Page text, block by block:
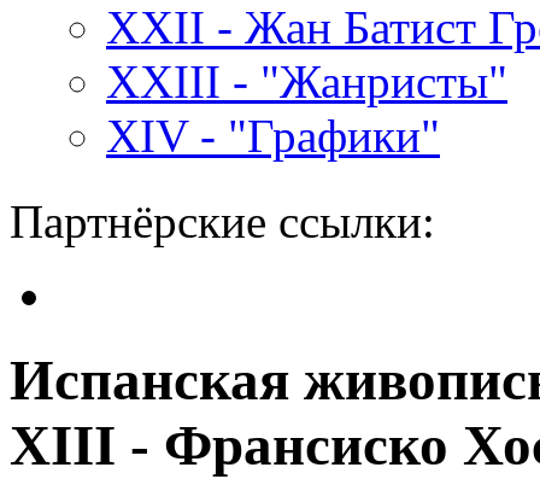
XXII - Жан Батист
XXIII - "Жанристы"
XIV - "Графики"
Партнёрские ссылки:
Испанская
XIII - Франсиско